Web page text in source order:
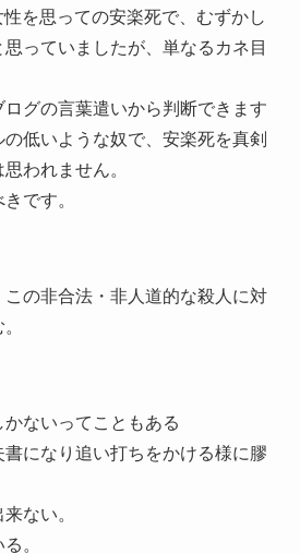
を思っての安楽死で、むずかし
っていましたが、単なるカネ目
ログの言葉遣いから判断できます
低いような奴で、安楽死を真剣
われません。
です。
の非合法・非人道的な殺人に対
ないってこともある
になり追い打ちをかける様に膠
ない。
。